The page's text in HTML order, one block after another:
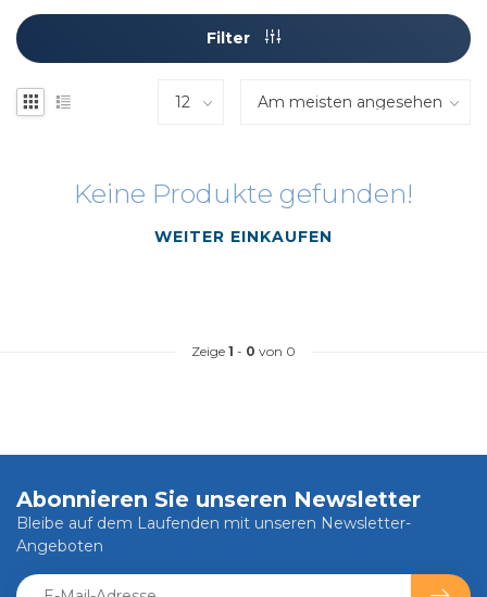
Filter
Keine Produkte gefunden!
WEITER EINKAUFEN
Zeige 1 - 0 von 0
Abonnieren Sie unseren Newsletter
Bleibe auf dem Laufenden mit unseren Newsletter-
Angeboten